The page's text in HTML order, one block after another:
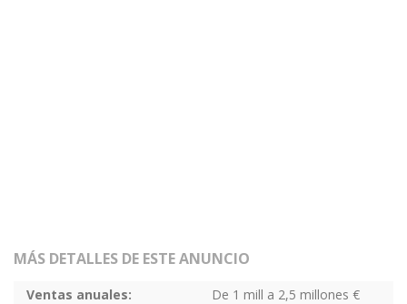
MÁS DETALLES DE ESTE ANUNCIO
Ventas anuales:
De 1 mill a 2,5 millones €